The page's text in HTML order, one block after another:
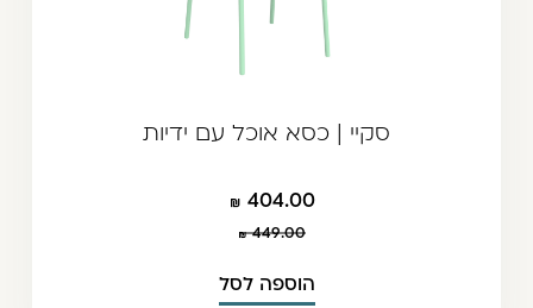
סקיי | כסא אוכל עם ידיות
404.00
449.00
הוספה לסל